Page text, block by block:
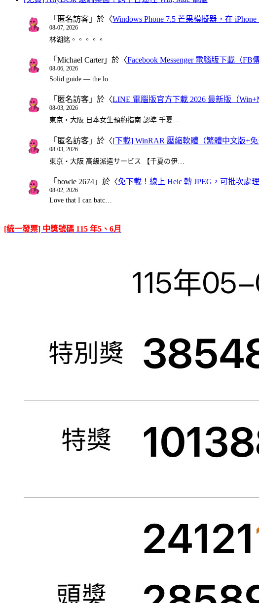
「 匿名訪客 」於〈Windows Phone 7.5 芒果模擬器，在
08-07, 2026
林湖銘。。。。。
「 Michael Carter」於〈Facebook Messenger 電腦版下載（FB
08-06, 2026
Solid guide — the lo…
「 匿名訪客 」於〈LINE 電腦版官方下載 2026 最新版（
08-03, 2026
東京・大阪 日本女生預約指南 認準 千夏…
「 匿名訪客 」於〈[下載] WinRAR 壓縮軟體（繁體中文版+免
08-03, 2026
東京・大阪 高級派遣サービス 【千夏の伊…
「 bowie 2674 」於〈免下載！線上 Heic 轉 JPEG，可批次處
08-02, 2026
Love that I can batc…
[統一發票] 中獎號碼 115 年5、6月